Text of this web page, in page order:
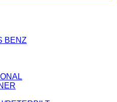
BENZ